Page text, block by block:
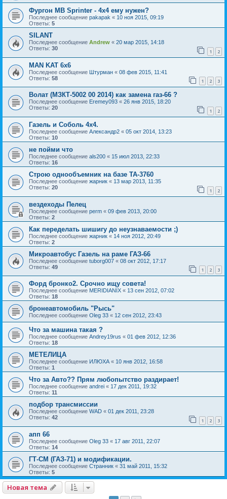
Фургон MB Sprinter - 4x4 ему нужен?
Последнее сообщение pakapak « 10 ноя 2015, 09:19
Ответы: 5
SILANT
Последнее сообщение Andrew « 20 мар 2015, 14:18
Ответы: 30 1 2
MAN KAT 6х6
Последнее сообщение Штурман « 08 фев 2015, 11:41
Ответы: 58 1 2 3
Волат (МЗКТ-5002 00 2014) как замена газ-66 ?
Последнее сообщение Eremey093 « 26 янв 2015, 18:20
Ответы: 20 1 2
Газель и Соболь 4х4.
Последнее сообщение Александр2 « 05 окт 2014, 13:23
Ответы: 10
не пойми что
Последнее сообщение als200 « 15 июл 2013, 22:33
Ответы: 16
Строю однообъемник на базе ТА-3760
Последнее сообщение жарник « 13 мар 2013, 11:35
Ответы: 20 1 2
вездеходы Пелец
Последнее сообщение perm « 09 фев 2013, 20:00
Ответы: 2
Как переделать шишигу до неузнаваемости ;)
Последнее сообщение жарник « 14 ноя 2012, 20:49
Ответы: 2
Микроавтобус Газель на раме ГАЗ-66
Последнее сообщение tuborg007 « 08 окт 2012, 17:17
Ответы: 49 1 2 3
Форд бронко2. Срочно ищу совета!
Последнее сообщение MERIDIANIX « 13 сен 2012, 07:02
Ответы: 18
бронеавтомобиль "Рысь"
Последнее сообщение Oleg 33 « 12 сен 2012, 23:43
Что за машина такая ?
Последнее сообщение Andrey19rus « 01 фев 2012, 12:36
Ответы: 18
МЕТЕЛИЦА
Последнее сообщение ИЛЮХА « 10 янв 2012, 16:58
Ответы: 1
Что за Авто?? Прям любопытство раздирает!
Последнее сообщение andrei « 17 дек 2011, 19:32
Ответы: 11
подбор трансмиссии
Последнее сообщение WAD « 01 дек 2011, 23:28
Ответы: 42 1 2 3
апп 66
Последнее сообщение Oleg 33 « 17 авг 2011, 22:07
Ответы: 14
ГТ-СМ (ГАЗ-71) и модификации.
Последнее сообщение Странник « 31 май 2011, 15:32
Ответы: 5
Новая тема